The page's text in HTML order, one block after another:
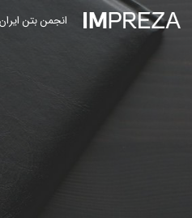
انجمن بتن ایران